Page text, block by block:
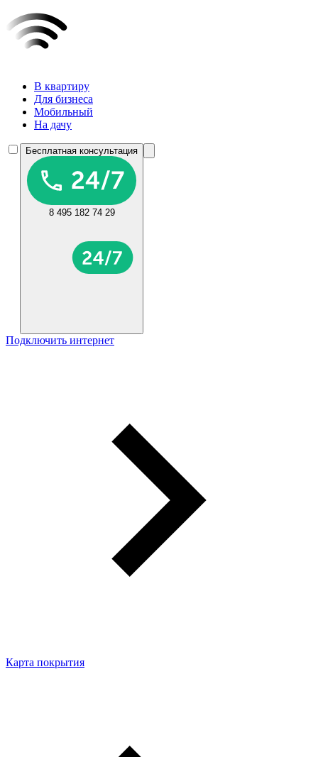
В квартиру
Для бизнеса
Мобильный
На дачу
Бесплатная консультация
8 495 182 74 29
Подключить интернет
Карта покрытия